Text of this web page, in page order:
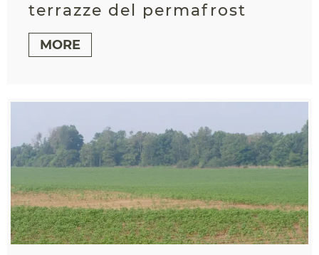
terrazze del permafrost
MORE